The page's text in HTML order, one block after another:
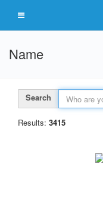
Name
Search
Results: 3415